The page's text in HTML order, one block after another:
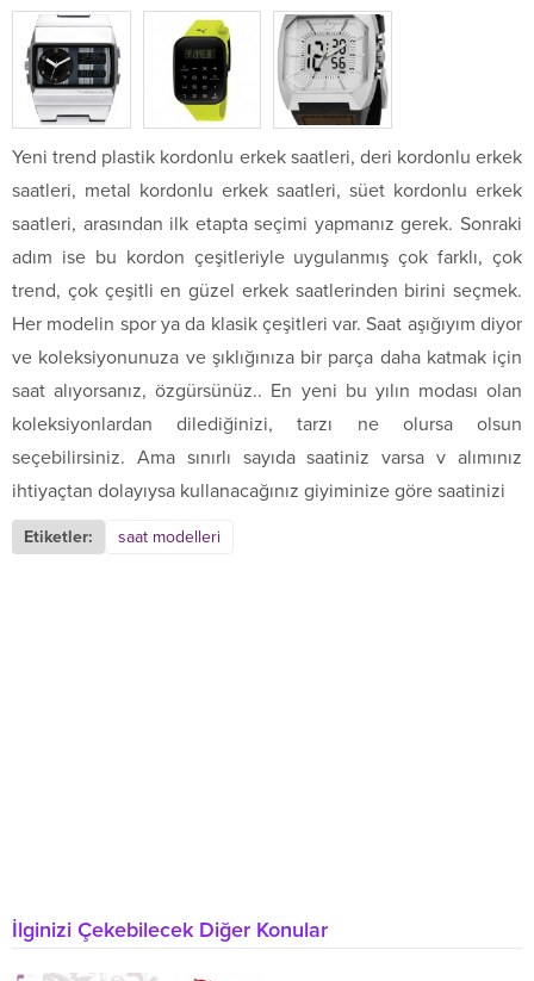
Yeni trend plastik kordonlu erkek saatleri, deri kordonlu erkek
saatleri, metal kordonlu erkek saatleri, süet kordonlu erkek
saatleri, arasından ilk etapta seçimi yapmanız gerek. Sonraki
adım ise bu kordon çeşitleriyle uygulanmış çok farklı, çok
trend, çok çeşitli en güzel erkek saatlerinden birini seçmek.
Her modelin spor ya da klasik çeşitleri var. Saat aşığıyım diyor
ve koleksiyonunuza ve şıklığınıza bir parça daha katmak için
saat alıyorsanız, özgürsünüz.. En yeni bu yılın modası olan
koleksiyonlardan dilediğinizi, tarzı ne olursa olsun
seçebilirsiniz. Ama sınırlı sayıda saatiniz varsa v alımınız
ihtiyaçtan dolayıysa kullanacağınız giyiminize göre saatinizi
Etiketler: saat modelleri
İlginizi Çekebilecek Diğer Konular